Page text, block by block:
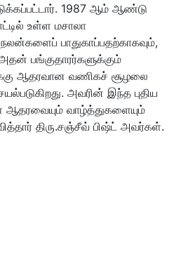
1987 ஆம் ஆண்டு
உள்ள மசாலா
பாதுகாப்பதற்காகவும்,
பங்குதாரர்களுக்கும்
ஆதரவான வணிகச் சூழலை
அவரின் இந்த புதிய
ஆதரவையும் வாழ்த்துகளையும்
திரு.சஞ்சீவ் பிஷ்ட் அவர்கள்.